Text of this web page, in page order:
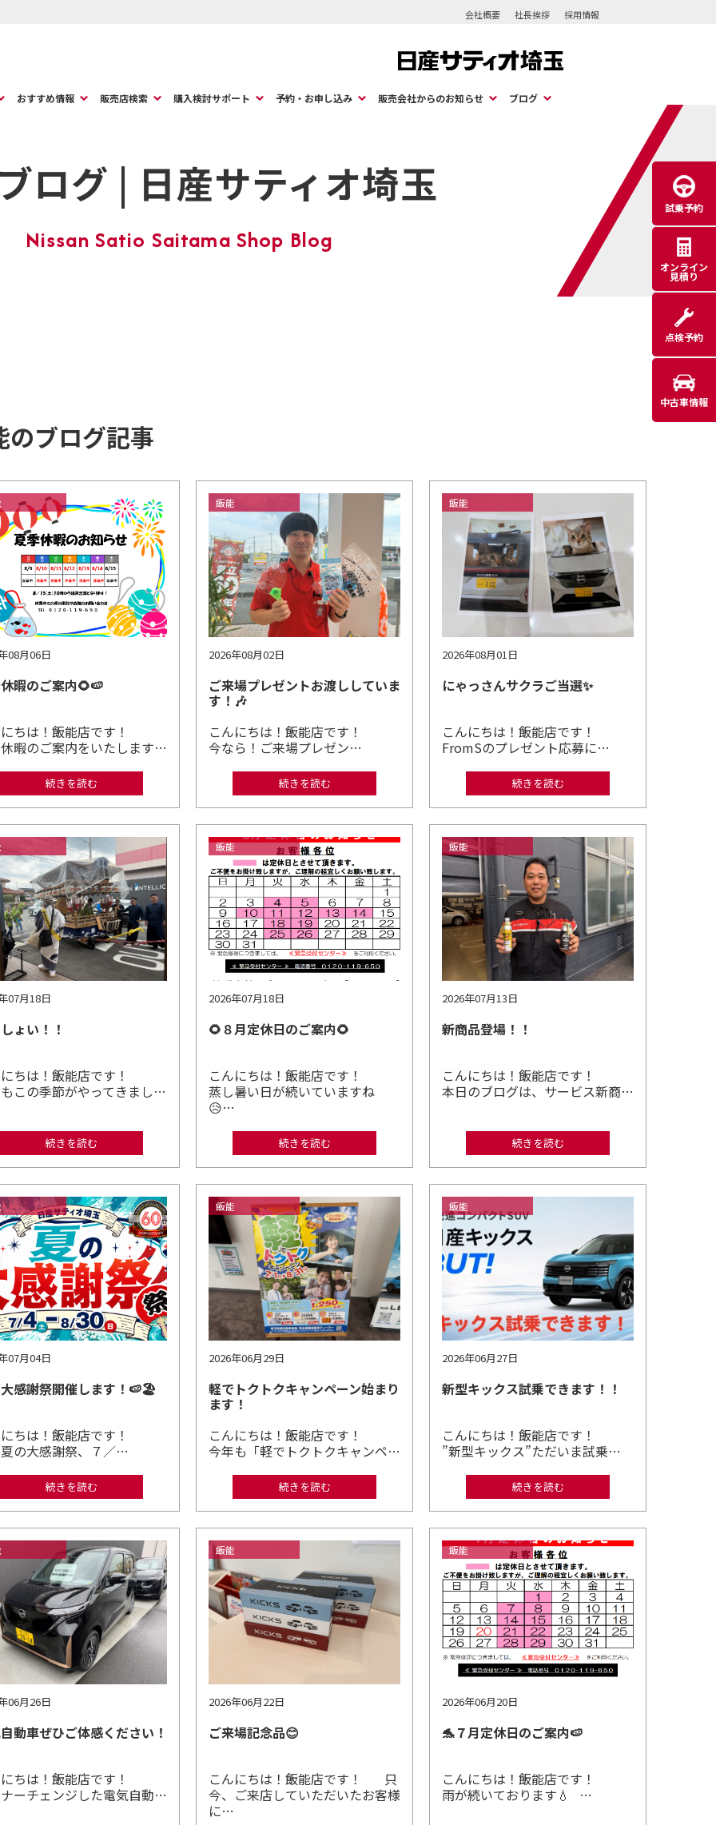
会社概要 社長挨拶 採用情報
おすすめ情報 販売店検索 購入検討サポート 予約・お申し込み 販売会社からのお知らせ ブログ
ログ | 日産サティオ埼玉
のブログ記事
08月06日
暇のご案内🌻🍉
ちは！飯能店です！
暇のご案内をいたします…
続きを読む
飯能
2026年08月02日
ご来場プレゼントお渡ししていま
す！🎶
こんにちは！飯能店です！
今なら！ご来場プレゼン…
続きを読む
飯能
2026年08月01日
にゃっさんサクラご当選✨
こんにちは！飯能店です！
FromSのプレゼント応募に…
続きを読む
07月18日
ょい！！
ちは！飯能店です！
この季節がやってきまし…
続きを読む
飯能
2026年07月18日
🌻８月定休日のご案内🌻
こんにちは！飯能店です！
蒸し暑い日が続いていますね
😥…
続きを読む
飯能
2026年07月13日
新商品登場！！
こんにちは！飯能店です！
本日のブログは、サービス新商…
続きを読む
07月04日
感謝祭開催します！🍉🏖️
にちは！飯能店です！
の大感謝祭、７／…
続きを読む
飯能
2026年06月29日
軽でトクトクキャンペーン始まり
ます！
こんにちは！飯能店です！
今年も「軽でトクトクキャンペ…
続きを読む
飯能
2026年06月27日
新型キックス試乗できます！！
こんにちは！飯能店です！
”新型キックス”ただいま試乗…
続きを読む
06月26日
動車ぜひご体感ください！
ちは！飯能店です！
ーチェンジした電気自動…
飯能
2026年06月22日
ご来場記念品😊
こんにちは！飯能店です！ 只
今、ご来店していただいたお客様
に…
飯能
2026年06月20日
🐬７月定休日のご案内🍉
こんにちは！飯能店です！
雨が続いております💧 …
試乗予約
オンライン
見積り
点検予約
中古車情報